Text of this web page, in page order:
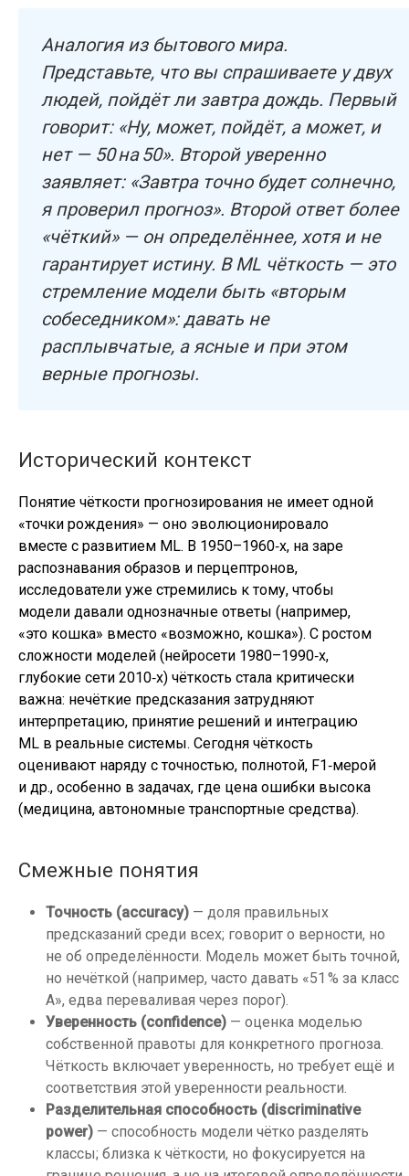
Аналогия из бытового мира.
Представьте, что вы спрашиваете у двух
людей, пойдёт ли завтра дождь. Первый
говорит: «Ну, может, пойдёт, а может, и
нет — 50 на 50». Второй уверенно
заявляет: «Завтра точно будет солнечно,
я проверил прогноз». Второй ответ более
«чёткий» — он определённее, хотя и не
гарантирует истину. В ML чёткость — это
стремление модели быть «вторым
собеседником»: давать не
расплывчатые, а ясные и при этом
верные прогнозы.
Исторический контекст
Понятие чёткости прогнозирования не имеет одной
«точки рождения» — оно эволюционировало
вместе с развитием ML. В 1950–1960‑х, на заре
распознавания образов и перцептронов,
исследователи уже стремились к тому, чтобы
модели давали однозначные ответы (например,
«это кошка» вместо «возможно, кошка»). С ростом
сложности моделей (нейросети 1980–1990‑х,
глубокие сети 2010‑х) чёткость стала критически
важна: нечёткие предсказания затрудняют
интерпретацию, принятие решений и интеграцию
ML в реальные системы. Сегодня чёткость
оценивают наряду с точностью, полнотой, F1‑мерой
и др., особенно в задачах, где цена ошибки высока
(медицина, автономные транспортные средства).
Смежные понятия
Точность (accuracy) — доля правильных
предсказаний среди всех; говорит о верности, но
не об определённости. Модель может быть точной,
но нечёткой (например, часто давать «51 % за класс
A», едва переваливая через порог).
Уверенность (confidence) — оценка моделью
собственной правоты для конкретного прогноза.
Чёткость включает уверенность, но требует ещё и
соответствия этой уверенности реальности.
Разделительная способность (discriminative
power) — способность модели чётко разделять
классы; близка к чёткости, но фокусируется на